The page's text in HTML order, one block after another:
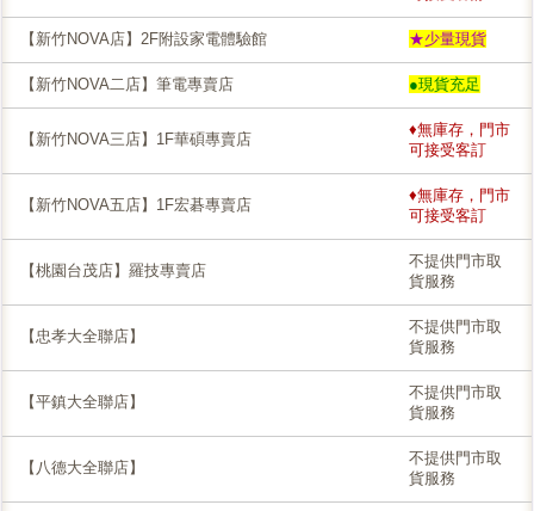
【新竹NOVA店】2F附設家電體驗館 ★少量現貨
【新竹NOVA二店】筆電專賣店 ●現貨充足
【新竹NOVA三店】1F華碩專賣店
♦無庫存，門市
可接受客訂
【新竹NOVA五店】1F宏碁專賣店
♦無庫存，門市
可接受客訂
【桃園台茂店】羅技專賣店
不提供門市取
貨服務
【忠孝大全聯店】
不提供門市取
貨服務
【平鎮大全聯店】
不提供門市取
貨服務
【八德大全聯店】
不提供門市取
貨服務